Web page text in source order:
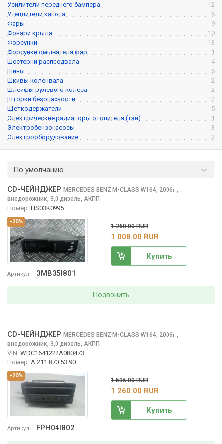
Усилители переднего бампера
12
Утеплители капота
6
Фары
9
Фонари крыла
10
Форсунки
13
Форсунки омывателя фар
1
Шестерни распредвала
4
Шины
6
Шкивы коленвала
2
Шлейфы рулевого колеса
2
Шторки безопасности
2
Щеткодержатели
5
Электрические радиаторы отопителя (тэн)
1
Электробензонасосы
3
Электрооборудование
3
По умолчанию
-20%
Артикул 3MB35I801
CD-ЧЕЙНДЖЕР MERCEDES BENZ M-CLASS W164, 2006г.,
внедорожник, 3,0 дизель, АКПП
Номер: HS03K0995
1 260.00 RUR
1 008.00 RUR
Купить
Позвонить
-20%
Артикул FPH04I802
CD-ЧЕЙНДЖЕР MERCEDES BENZ M-CLASS W164, 2006г.,
внедорожник, 3,0 дизель, АКПП
VIN: WDC1641222A080473
Номер: A 211 870 53 90
1 596.00 RUR
1 260.00 RUR
Купить